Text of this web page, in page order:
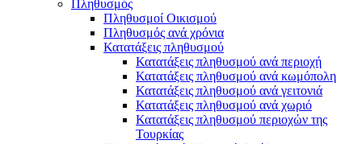
Πληθυσμός
Πληθυσμοί Οικισμού
Πληθυσμός ανά χρόνια
Κατατάξεις πληθυσμού
Κατατάξεις πληθυσμού ανά περιοχή
Κατατάξεις πληθυσμού ανά κωμόπολη
Κατατάξεις πληθυσμού ανά γειτονιά
Κατατάξεις πληθυσμού ανά χωριό
Κατατάξεις πληθυσμού περιοχών της
Τουρκίας